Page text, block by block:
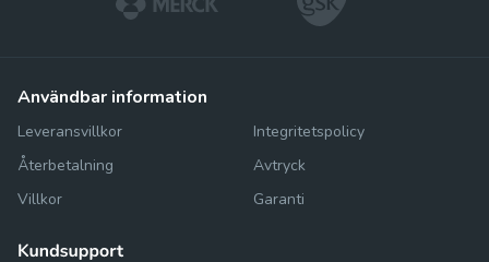
användbar information
Leveransvillkor
Återbetalning
Villkor
Integritetspolicy
Avtryck
Garanti